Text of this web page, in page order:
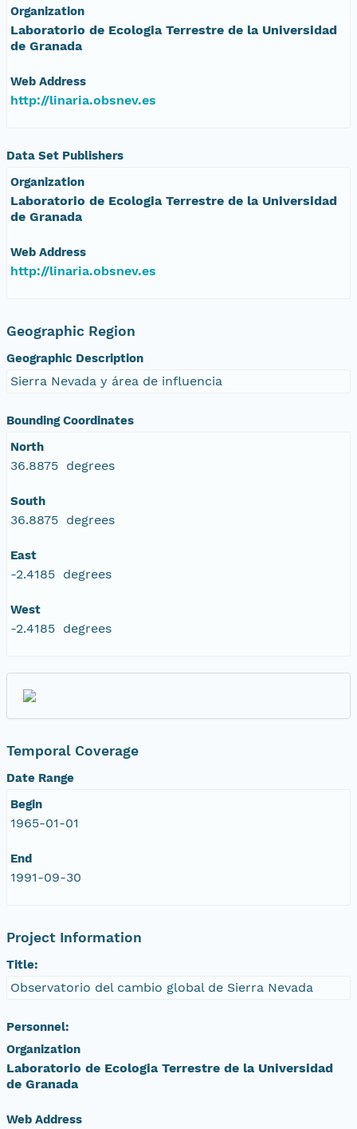
Organization
Laboratorio de Ecologia Terrestre de la Universidad
de Granada
Web Address
http://linaria.obsnev.es
Data Set Publishers
Organization
Laboratorio de Ecologia Terrestre de la Universidad
de Granada
Web Address
http://linaria.obsnev.es
Geographic Region
Geographic Description
Sierra Nevada y área de influencia
Bounding Coordinates
North
36.8875 degrees
South
36.8875 degrees
East
-2.4185 degrees
West
-2.4185 degrees
Temporal Coverage
Date Range
Begin
1965-01-01
End
1991-09-30
Project Information
Title:
Observatorio del cambio global de Sierra Nevada
Personnel:
Organization
Laboratorio de Ecologia Terrestre de la Universidad
de Granada
Web Address